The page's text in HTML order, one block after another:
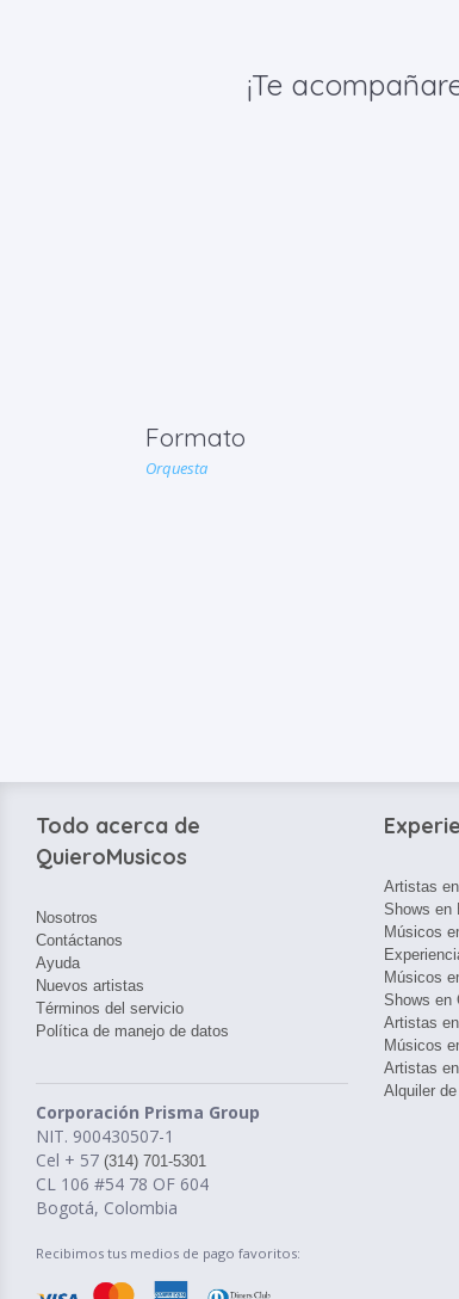
¡Te
Formato
Orquesta
Todo acerca de
QuieroMusicos
Nosotros
Contáctanos
Ayuda
Nuevos artistas
Términos del servicio
Política de manejo de datos
Corporación Prisma Group
NIT. 900430507-1
Cel + 57 (314) 701-5301
CL 106 #54 78 OF 604
Bogotá, Colombia
Recibimos tus medios de pago favoritos:
Artistas
Shows en
Músicos
Músicos
Shows en
Artistas
Músicos
Artistas
Alquiler